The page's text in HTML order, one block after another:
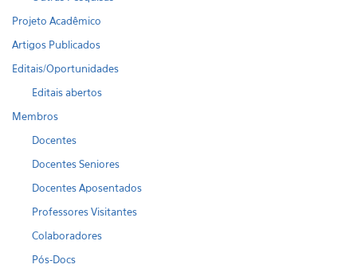
Projeto Acadêmico
Artigos Publicados
Editais/Oportunidades
Editais abertos
Membros
Docentes
Docentes Seniores
Docentes Aposentados
Professores Visitantes
Colaboradores
Pós-Docs